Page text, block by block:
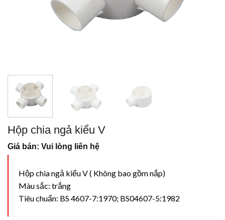
Hộp chia ngả kiểu V
Giá bán: Vui lòng liên hệ
Hộp chia ngả kiểu V ( Không bao gồm nắp)
Màu sắc: trắng
Tiêu chuẩn: BS 4607-7:1970; BS04607-5:1982